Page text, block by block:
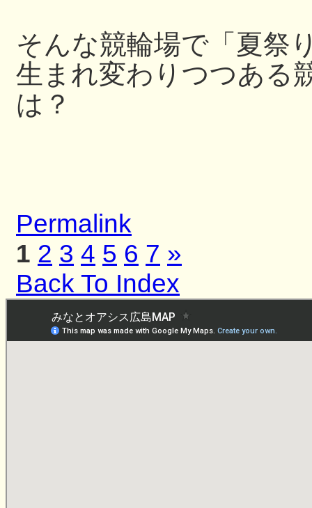
そんな競輪場で「夏祭
生まれ変わりつつある
は？
Permalink
1 2 3 4 5 6 7 »
Back To Index